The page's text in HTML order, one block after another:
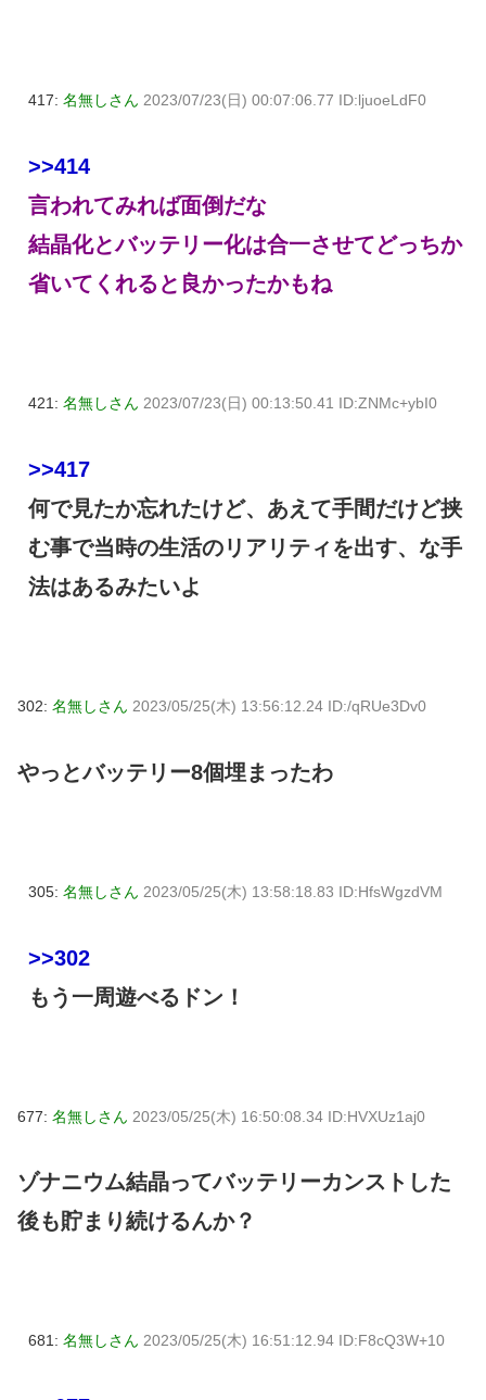
417: 名無しさん 2023/07/23(日) 00:07:06.77 ID:ljuoeLdF0
>>414
言われてみれば面倒だな
結晶化とバッテリー化は合一させてどっちか
省いてくれると良かったかもね
421: 名無しさん 2023/07/23(日) 00:13:50.41 ID:ZNMc+ybI0
>>417
何で見たか忘れたけど、あえて手間だけど挟
む事で当時の生活のリアリティを出す、な手
法はあるみたいよ
302: 名無しさん 2023/05/25(木) 13:56:12.24 ID:/qRUe3Dv0
やっとバッテリー8個埋まったわ
305: 名無しさん 2023/05/25(木) 13:58:18.83 ID:HfsWgzdVM
>>302
もう一周遊べるドン！
677: 名無しさん 2023/05/25(木) 16:50:08.34 ID:HVXUz1aj0
ゾナニウム結晶ってバッテリーカンストした
後も貯まり続けるんか？
681: 名無しさん 2023/05/25(木) 16:51:12.94 ID:F8cQ3W+10